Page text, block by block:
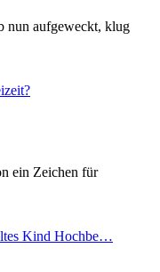
nun aufgeweckt, klug
ein Zeichen für
Kind Hochbe…